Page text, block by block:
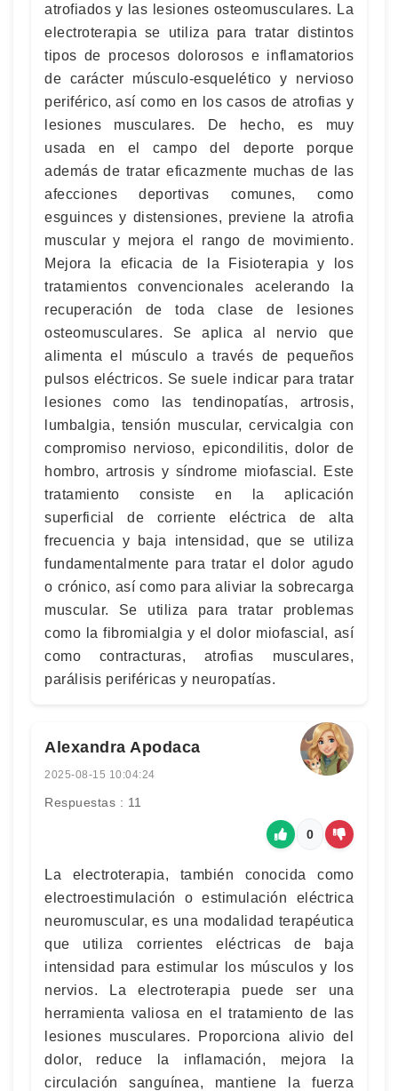
atrofiados y las lesiones osteomusculares. La
electroterapia se utiliza para tratar distintos
tipos de procesos dolorosos e inflamatorios
de carácter músculo-esquelético y nervioso
periférico, así como en los casos de atrofias y
lesiones musculares. De hecho, es muy
usada en el campo del deporte porque
además de tratar eficazmente muchas de las
afecciones deportivas comunes, como
esguinces y distensiones, previene la atrofia
muscular y mejora el rango de movimiento.
Mejora la eficacia de la Fisioterapia y los
tratamientos convencionales acelerando la
recuperación de toda clase de lesiones
osteomusculares. Se aplica al nervio que
alimenta el músculo a través de pequeños
pulsos eléctricos. Se suele indicar para tratar
lesiones como las tendinopatías, artrosis,
lumbalgia, tensión muscular, cervicalgia con
compromiso nervioso, epicondilitis, dolor de
hombro, artrosis y síndrome miofascial. Este
tratamiento consiste en la aplicación
superficial de corriente eléctrica de alta
frecuencia y baja intensidad, que se utiliza
fundamentalmente para tratar el dolor agudo
o crónico, así como para aliviar la sobrecarga
muscular. Se utiliza para tratar problemas
como la fibromialgia y el dolor miofascial, así
como contracturas, atrofias musculares,
parálisis periféricas y neuropatías.
Alexandra Apodaca
2025-08-15 10:04:24
Respuestas : 11
0
La electroterapia, también conocida como
electroestimulación o estimulación eléctrica
neuromuscular, es una modalidad terapéutica
que utiliza corrientes eléctricas de baja
intensidad para estimular los músculos y los
nervios. La electroterapia puede ser una
herramienta valiosa en el tratamiento de las
lesiones musculares. Proporciona alivio del
dolor, reduce la inflamación, mejora la
circulación sanguínea, mantiene la fuerza